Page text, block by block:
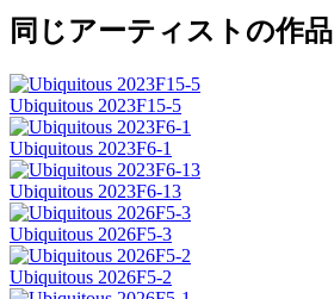
同じアーティストの作品
Ubiquitous 2023F15-5
Ubiquitous 2023F6-1
Ubiquitous 2023F6-13
Ubiquitous 2026F5-3
Ubiquitous 2026F5-2